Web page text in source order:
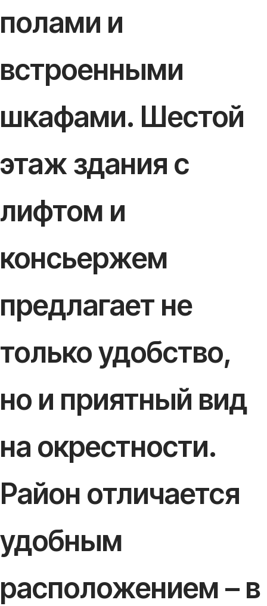
полами и
встроенными
шкафами. Шестой
этаж здания с
лифтом и
консьержем
предлагает не
только удобство,
но и приятный вид
на окрестности.
Район отличается
удобным
расположением – в